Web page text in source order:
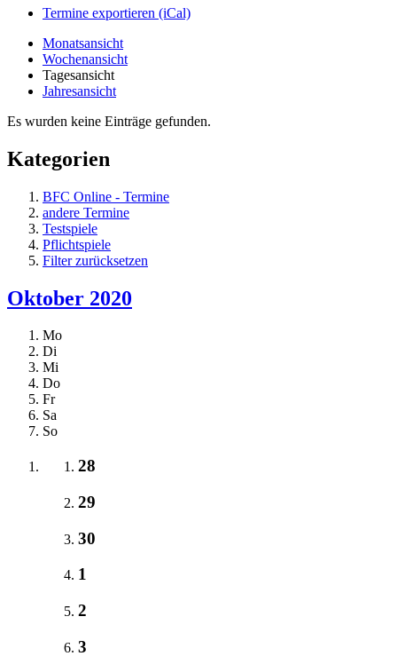
Termine exportieren (iCal)
Monatsansicht
Wochenansicht
Tagesansicht
Jahresansicht
Es wurden keine Einträge gefunden.
Kategorien
BFC Online - Termine
andere Termine
Testspiele
Pflichtspiele
Filter zurücksetzen
Oktober 2020
Mo
Di
Mi
Do
Fr
Sa
So
28
29
30
1
2
3